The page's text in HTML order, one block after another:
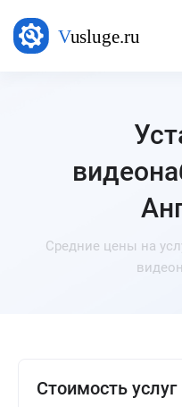
Средние цены на
Стоимость услуг